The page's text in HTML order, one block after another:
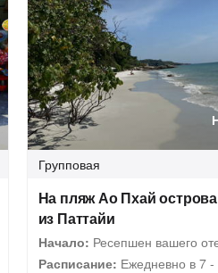
Групповая
На пляж Ао Пхай
из Паттайи
Начало: Ресепшен вашего
Расписание: Ежедневно в 7 -